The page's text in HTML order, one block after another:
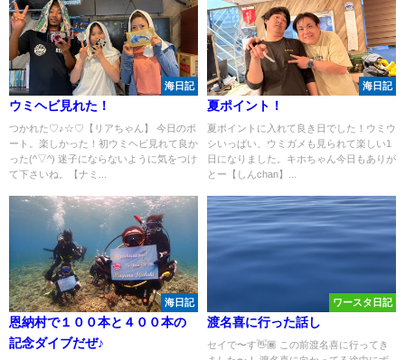
海日記
ウミヘビ見れた！
つかれた♡♪☆♡【リアちゃん】 今日のボ
ート。楽しかった！初ウミヘビ見れて良か
った(^▽^) 迷子にならないように気をつけ
て下さいね。【ナミ...
海日記
夏ポイント！
夏ポイントに入れて良き日でした！ウミウ
シいっぱい、ウミガメも見られて楽しい1
日になりました。キホちゃん今日もありが
とー【しんchan】...
海日記
恩納村で１００本と４００本の
記念ダイブだぜ♪
ワースタ日記
渡名喜に行った話し
セイで〜す👋🏾 この前渡名喜に行ってき